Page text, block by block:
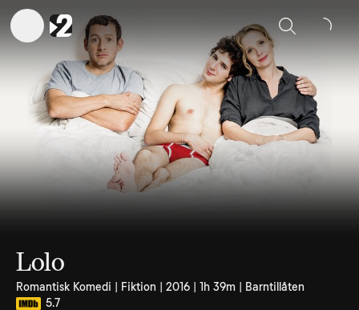
Sök
Lolo
Romantisk Komedi | Fiktion | 2016 | 1h 39m | Barntillåten
5.7